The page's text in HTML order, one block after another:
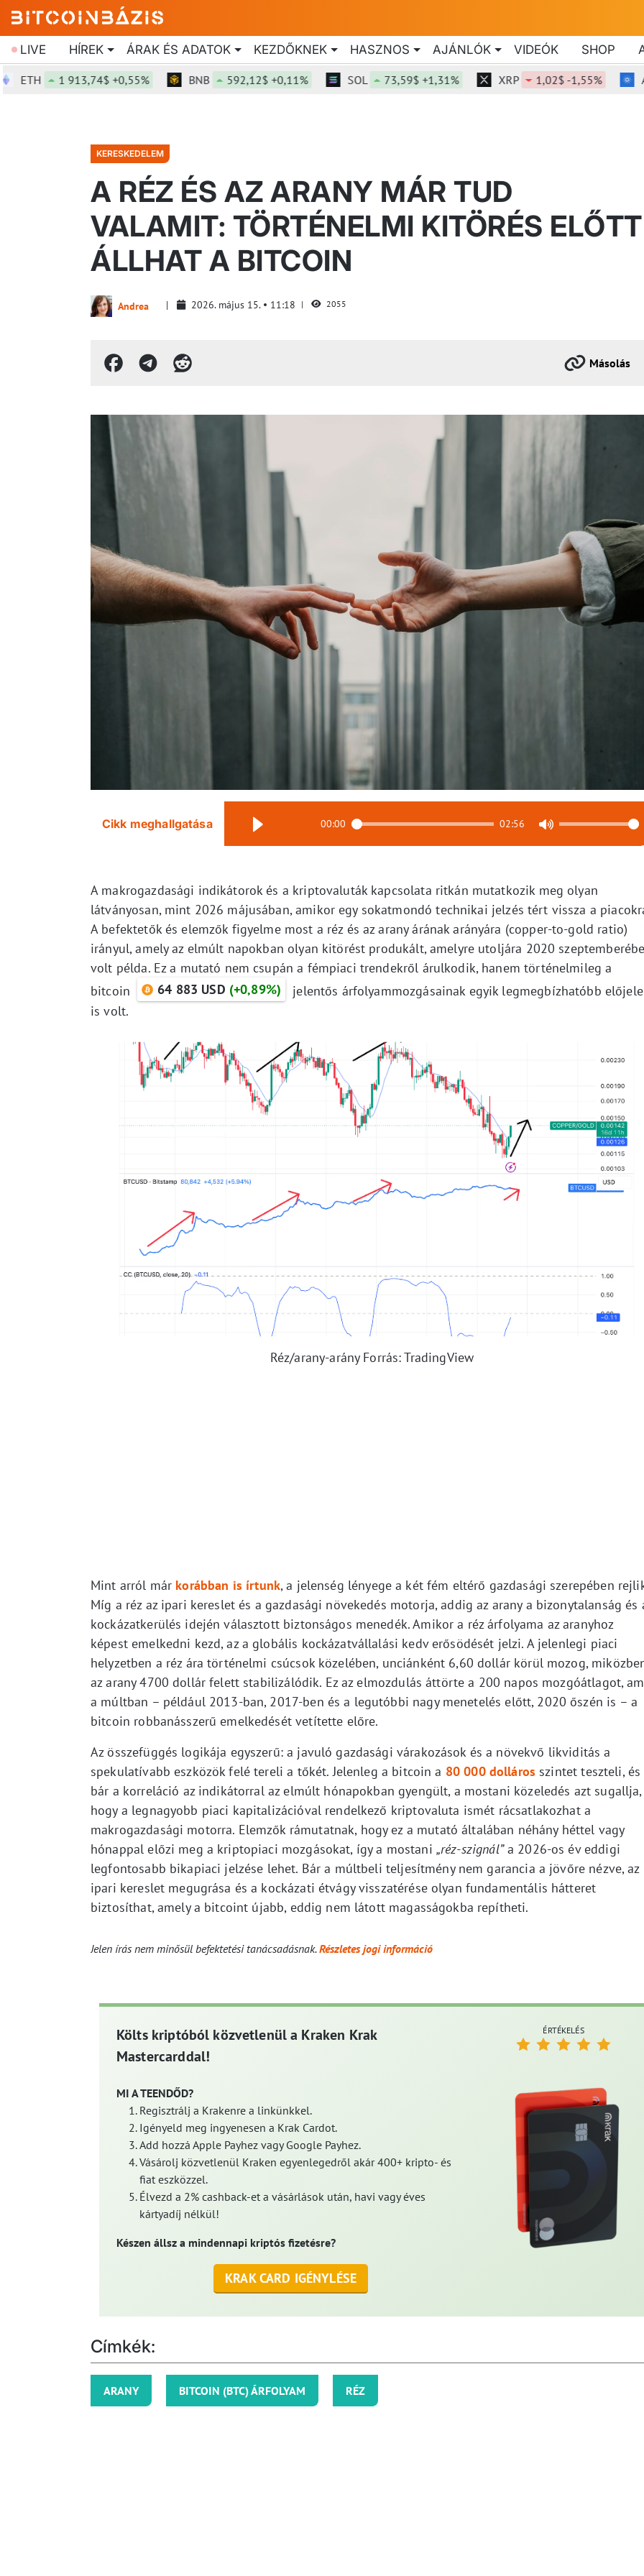
LIVE HÍREK ÁRAK ÉS ADATOK KEZDŐKNEK HASZNOS AJÁNLÓK VIDEÓK SHOP
1 913,74$ +0,55% BNB 592,12$ +0,11% SOL 73,59$ +1,31% XRP 1,02$ -1,55% ADA
KERESKEDELEM
A RÉZ ÉS AZ ARANY MÁR TUD
VALAMIT: TÖRTÉNELMI KITÖRÉS ELŐTT
ÁLLHAT A BITCOIN
Andrea 2026. május 15. 11:18 2055
Másolás
Cikk meghallgatása 00:00 02:56
A makrogazdasági indikátorok és a kriptovaluták kapcsolata ritkán mutatkozik meg olyan
látványosan, mint 2026 májusában, amikor egy sokatmondó technikai jelzés tért vissza a
A befektetők és elemzők figyelme most a réz és az arany árának arányára (copper-to-gold ratio)
irányul, amely az elmúlt napokban olyan kitörést produkált, amelyre utoljára 2020
volt példa. Ez a mutató nem csupán a fémpiaci trendekről árulkodik, hanem történelmileg a
bitcoin
64 883 USD (+0,89%)
jelentős árfolyammozgásainak egyik legmegbízhatóbb előjele
is volt.
Réz/arany-arány Forrás: TradingView
Mint arról már korábban is írtunk, a jelenség lényege a két fém eltérő gazdasági szerepében
Míg a réz az ipari kereslet és a gazdasági növekedés motorja, addig az arany a bizonytalanság és
kockázatkerülés idején választott biztonságos menedék. Amikor a réz árfolyama az aranyhoz
képest emelkedni kezd, az a globális kockázatvállalási kedv erősödését jelzi. A jelenlegi piaci
helyzetben a réz ára történelmi csúcsok közelében, unciánként 6,60 dollár körül mozog,
az arany 4700 dollár felett stabilizálódik. Ez az elmozdulás áttörte a 200 napos mozgóátlagot,
a múltban – például 2013-ban, 2017-ben és a legutóbbi nagy menetelés előtt, 2020 őszén is – a
bitcoin robbanásszerű emelkedését vetítette előre.
Az összefüggés logikája egyszerű: a javuló gazdasági várakozások és a növekvő likviditás a
spekulatívabb eszközök felé tereli a tőkét. Jelenleg a bitcoin a 80 000 dolláros szintet teszteli, és
bár a korreláció az indikátorral az elmúlt hónapokban gyengült, a mostani közeledés azt sugallja,
hogy a legnagyobb piaci kapitalizációval rendelkező kriptovaluta ismét rácsatlakozhat a
makrogazdasági motorra. Elemzők rámutatnak, hogy ez a mutató általában néhány héttel vagy
hónappal előzi meg a kriptopiaci mozgásokat, így a mostani „réz-szignál”a 2026-os év eddigi
legfontosabb bikapiaci jelzése lehet. Bár a múltbeli teljesítmény nem garancia a jövőre nézve, az
ipari kereslet megugrása és a kockázati étvágy visszatérése olyan fundamentális hátteret
biztosíthat, amely a bitcoint újabb, eddig nem látott magasságokba repítheti.
Jelen írás nem minősül befektetési tanácsadásnak.Részletes jogi információ
Költs kriptóból közvetlenül a Kraken Krak
Mastercarddal!
MI A TEENDŐD?
Regisztrálj a Krakenre a linkünkkel.
Igényeld meg ingyenesen a Krak Cardot.
Add hozzá Apple Payhez vagy Google Payhez.
Vásárolj közvetlenül Kraken egyenlegedről akár 400+ kripto- és
fiat eszközzel.
Élvezd a 2% cashback-et a vásárlások után, havi vagy éves
kártyadíj nélkül!
Készen állsz a mindennapi kriptós fizetésre?
KRAK CARD IGÉNYLÉSE
ÉRTÉKELÉS
Címkék:
ARANY BITCOIN (BTC) ÁRFOLYAM RÉZ